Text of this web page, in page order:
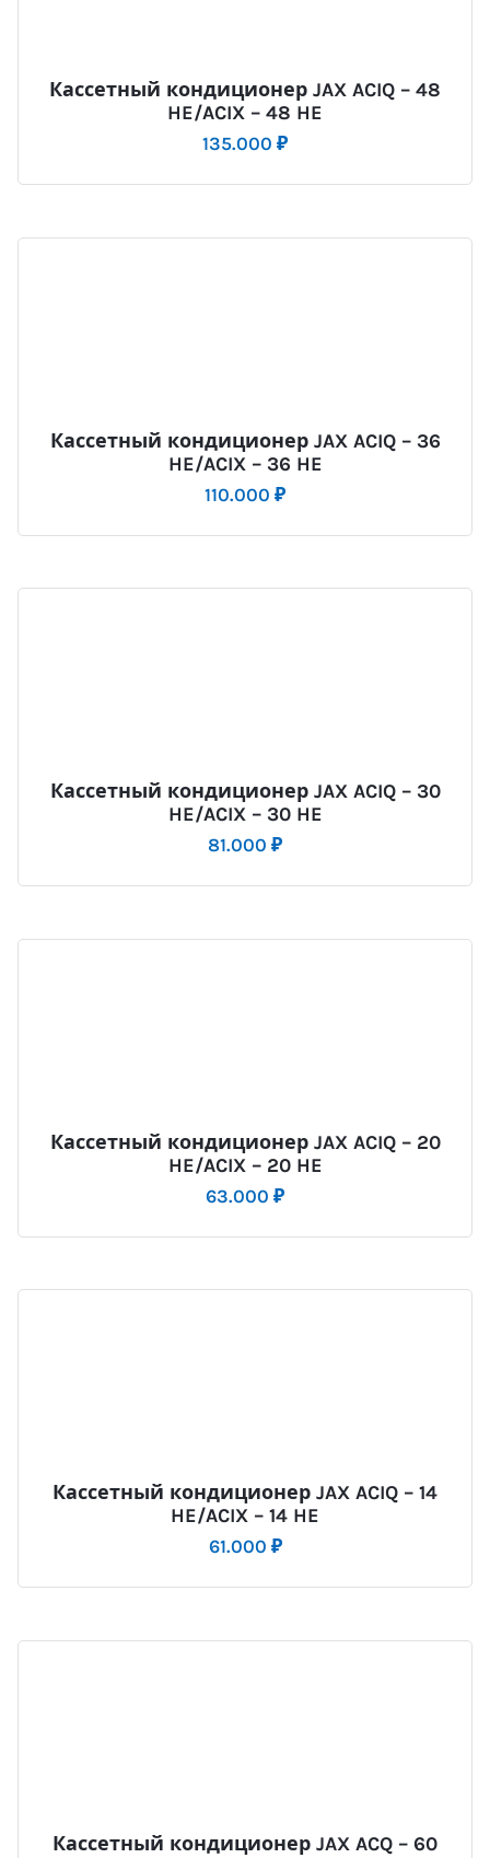
Кассетный кондиционер JAX ACIQ – 48
HE/ACIX – 48 HE
135.000 ₽
Кассетный кондиционер JAX ACIQ – 36
HE/ACIX – 36 HE
110.000 ₽
Кассетный кондиционер JAX ACIQ – 30
HE/ACIX – 30 HE
81.000 ₽
Кассетный кондиционер JAX ACIQ – 20
HE/ACIX – 20 HE
63.000 ₽
Кассетный кондиционер JAX ACIQ – 14
HE/ACIX – 14 HE
61.000 ₽
Кассетный кондиционер JAX ACQ – 60